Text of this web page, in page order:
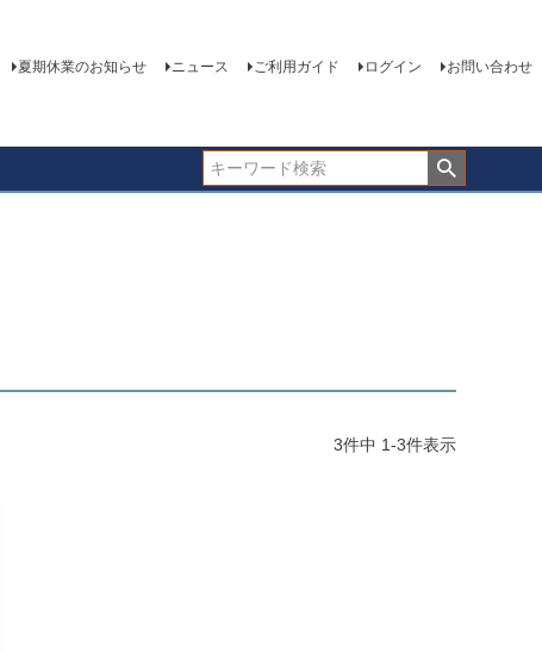
夏期休業のお知らせ ニュース ご利用ガイド ログイン お問い合わせ
3件中 1-3件表示